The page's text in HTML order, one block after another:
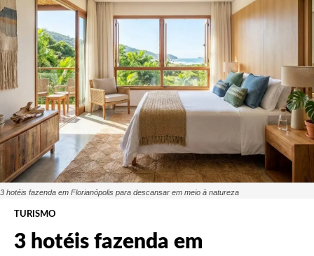
3 hotéis fazenda em Florianópolis para descansar em meio à natureza
TURISMO
3 hotéis fazenda em